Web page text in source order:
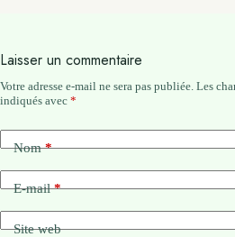
Laisser un commentaire
Votre adresse e-mail ne sera pas publiée. Les
indiqués avec *
Nom*
E-mail*
Site web